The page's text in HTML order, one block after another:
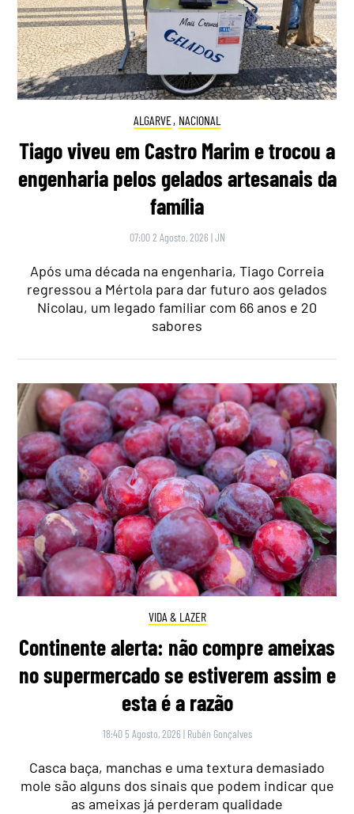
ALGARVE, NACIONAL
Tiago viveu em Castro Marim e trocou a
engenharia pelos gelados artesanais da
família
07:00 2 Agosto, 2026 |JN
Após uma década na engenharia, Tiago Correia
regressou a Mértola para dar futuro aos gelados
Nicolau, um legado familiar com 66 anos e 20
sabores
VIDA & LAZER
Continente alerta: não compre ameixas
no supermercado se estiverem assim e
esta é a razão
18:40 5 Agosto, 2026 | Rubén Gonçalves
Casca baça, manchas e uma textura demasiado
mole são alguns dos sinais que podem indicar que
as ameixas já perderam qualidade